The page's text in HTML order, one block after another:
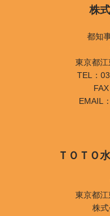
株
都知
東京都
TEL：
EMAIL：
ＴＯＴＯ
東京都
株